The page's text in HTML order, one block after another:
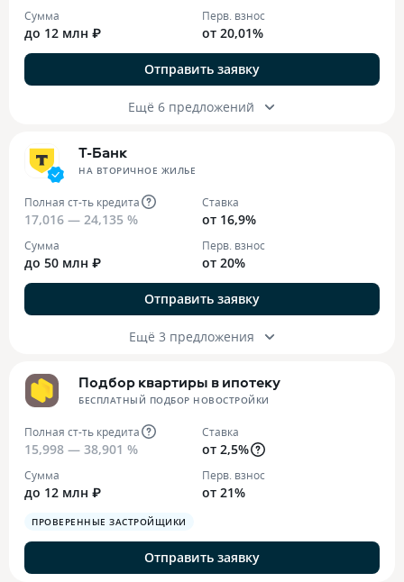
Сумма
до 12 млн ₽
Перв. взнос
от 20,01%
Отправить заявку
Ещё 6 предложений
Т-Банк
НА ВТОРИЧНОЕ ЖИЛЬЕ
Полная ст-ть кредита
17,016 — 24,135 %
Ставка
от 16,9%
Сумма
до 50 млн ₽
Перв. взнос
от 20%
Отправить заявку
Ещё 3 предложения
Подбор квартиры в ипотеку
БЕСПЛАТНЫЙ ПОДБОР НОВОСТРОЙКИ
Полная ст-ть кредита
15,998 — 38,901 %
Ставка
от 2,5%
Сумма
до 12 млн ₽
Перв. взнос
от 21%
ПРОВЕРЕННЫЕ ЗАСТРОЙЩИКИ
Отправить заявку